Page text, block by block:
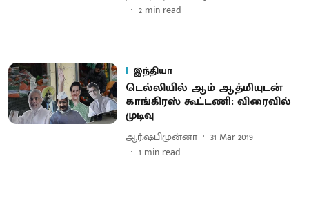
2 min read
இந்தியா
டெல்லியில் ஆம் ஆத்மியுடன்
காங்கிரஸ் கூட்டணி: விரைவில்
முடிவு
ஆர்.ஷபிமுன்னா
31 Mar 2019
1 min read